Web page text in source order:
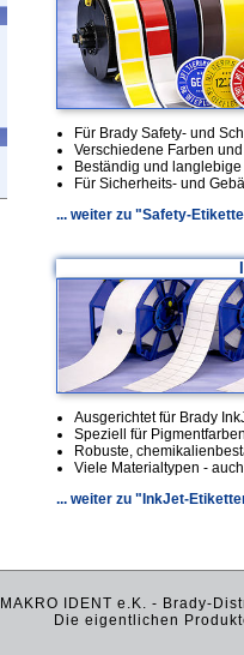
Für Brady Safety- und
Verschiedene Farben
Beständig und
Für Sicherheits- und
... weiter zu "Safety-
Ausgerichtet für Brady
Speziell für
Robuste,
Viele Materialtypen -
... weiter zu "InkJet-
IDENT e.K. - Brady-
Die eigentlichen